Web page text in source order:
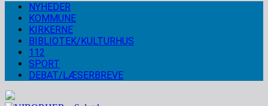
NYHEDER
KOMMUNE
KIRKERNE
BIBLIOTEK/KULTURHUS
112
SPORT
DEBAT/LÆSERBREVE